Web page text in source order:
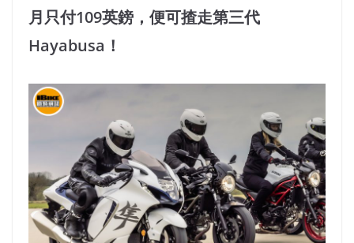
月只付109英鎊，便可揸走第三代
Hayabusa！